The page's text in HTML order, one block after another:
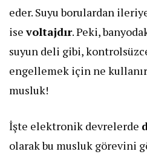
eder. Suyu borulardan
isevoltajdır. Peki,
suyun deli gibi, kontrolsüzce
engellemek için ne
musluk!
​İşte elektronik devrelerde
olarak bu musluk görevini